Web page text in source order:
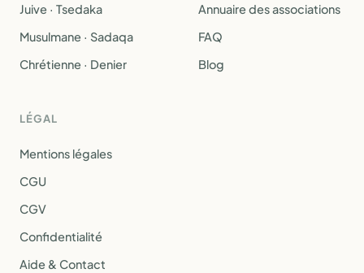
Juive · Tsedaka
Musulmane · Sadaqa
Chrétienne · Denier
Annuaire des associations
FAQ
Blog
LÉGAL
Mentions légales
CGU
CGV
Confidentialité
Aide & Contact